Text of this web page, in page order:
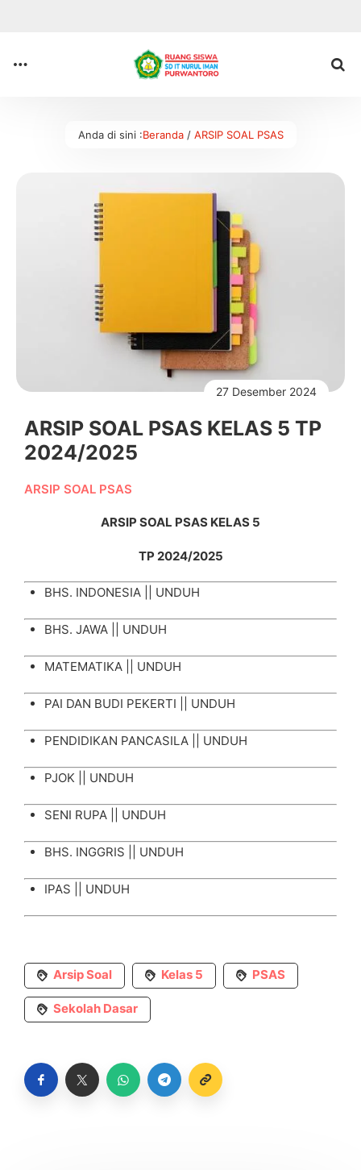
Anda di sini :Beranda/ ARSIP SOAL PSAS
27 Desember 2024
ARSIP SOAL PSAS KELAS 5 TP
2024/2025
ARSIP SOAL PSAS
ARSIP SOAL PSAS KELAS 5
TP 2024/2025
BHS. INDONESIA || UNDUH
BHS. JAWA || UNDUH
MATEMATIKA || UNDUH
PAI DAN BUDI PEKERTI || UNDUH
PENDIDIKAN PANCASILA || UNDUH
PJOK || UNDUH
SENI RUPA || UNDUH
BHS. INGGRIS || UNDUH
IPAS || UNDUH
Arsip Soal Kelas 5 PSAS
Sekolah Dasar